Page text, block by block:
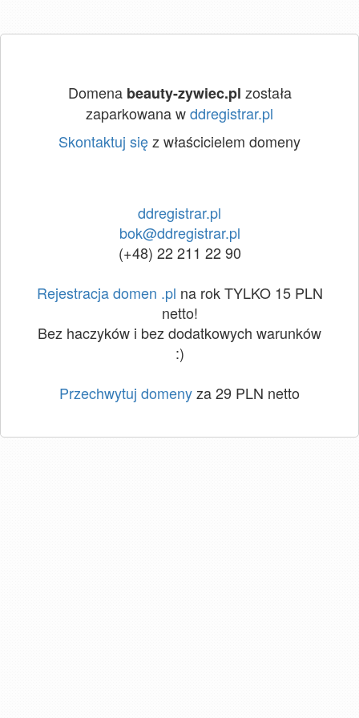
Domena beauty-zywiec.pl została
zaparkowana wddregistrar.pl
Skontaktuj sięz właścicielem domeny
ddregistrar.pl
bok@ddregistrar.pl
(+48) 22 211 22 90
Rejestracja domen .pl na rok TYLKO 15 PLN
netto!
Bez haczyków i bez dodatkowych warunków
:)
Przechwytuj domenyza 29 PLN netto